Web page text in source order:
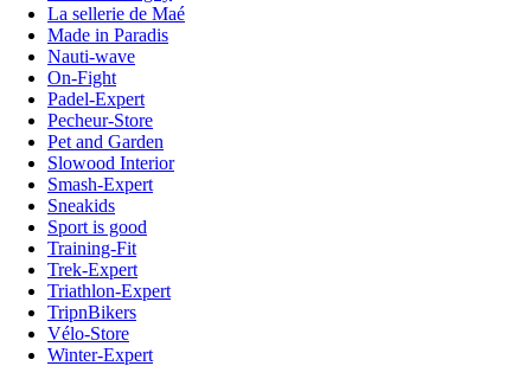
La sellerie de Maé
Made in Paradis
Nauti-wave
On-Fight
Padel-Expert
Pecheur-Store
Pet and Garden
Slowood Interior
Smash-Expert
Sneakids
Sport is good
Training-Fit
Trek-Expert
Triathlon-Expert
TripnBikers
Vélo-Store
Winter-Expert